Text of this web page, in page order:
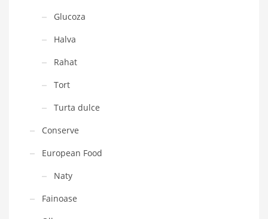
Glucoza
Halva
Rahat
Tort
Turta dulce
Conserve
European Food
Naty
Fainoase